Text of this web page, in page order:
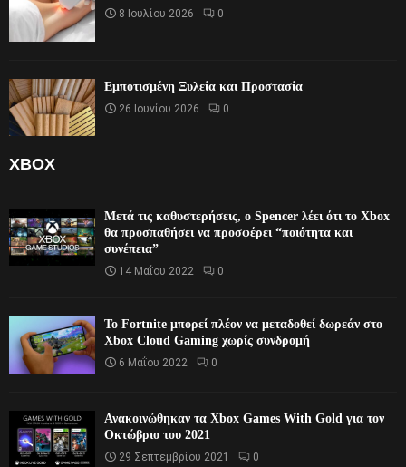
8 Ιουλίου 2026 0
Εμποτισμένη Ξυλεία και Προστασία
26 Ιουνίου 2026 0
XBOX
Μετά τις καθυστερήσεις, ο Spencer λέει ότι το Xbox
θα προσπαθήσει να προσφέρει “ποιότητα και
συνέπεια”
14 Μαΐου 2022 0
Το Fortnite μπορεί πλέον να μεταδοθεί δωρεάν στο
Xbox Cloud Gaming χωρίς συνδρομή
6 Μαΐου 2022 0
Ανακοινώθηκαν τα Xbox Games With Gold για τον
Οκτώβριο του 2021
29 Σεπτεμβρίου 2021 0